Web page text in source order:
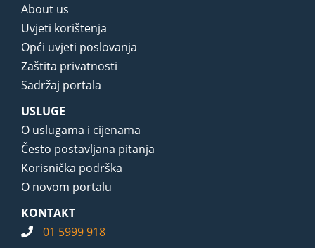
About us
Uvjeti korištenja
Opći uvjeti poslovanja
Zaštita privatnosti
Sadržaj portala
USLUGE
O uslugama i cijenama
Često postavljana pitanja
Korisnička podrška
O novom portalu
KONTAKT
01 5999 918